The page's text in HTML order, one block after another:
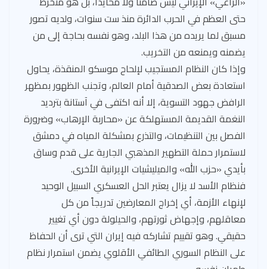
حتى العظم في الحرب الدائرة منذ ست سنوات، ولديه تصور
مسبق لما يريده من هذا البلد، وهو نفسه بحاجة إلى من
يضمنه ويمنعه من التخريب.
وإذا كان النظام المستجيب لإلحاح موسكو المنقذة، يحاول
استعادة بعض الصدقية أمام العالم، وتجنب الظهور بمظهر
الرافض جهود التسوية، إلا أنه اكتفى في آستانة بترديد
النغمة القديمة المستهلكة عن «محاربة الإرهاب» وضرورة
الفصل بين التنظيمات، والتذرع بمشكلة المياه في دمشق
لاستمرار حملة التطهير المذهبي الجارية على قدم وساق
بأيدي «حزب الله» والميليشيات الإيرانية الأخرى.
فنظام الأسد لا يزال يعتبر الحل العسكري السبيل الوحيد
لإنهاء الأزمة، أي إخراج المعارضين تدريجاً من كل
معاقلهم، وإجهاض ثورتهم، والحيلولة دون أي تغيير
حقيقي. وهو تقييم تشاركه فيه إيران التي ترى أن الحفاظ
على النظام السوري الطائفي الأقلوي يضمن استمرار نظام